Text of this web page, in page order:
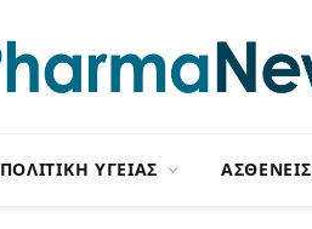
ΠΟΛΙΤΙΚΗ ΥΓΕΙΑΣ ΑΣΘΕΝΕΙΣ